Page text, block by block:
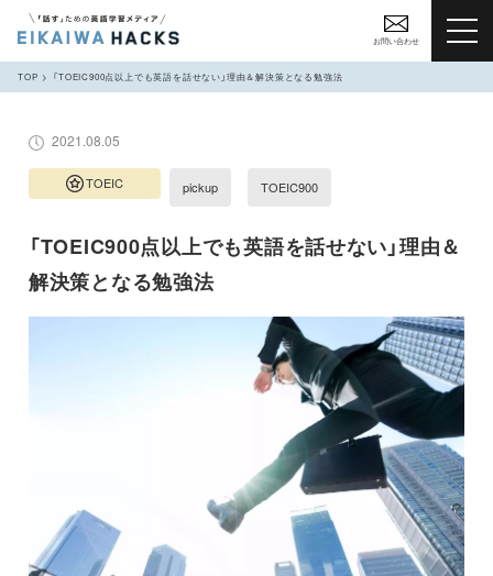
お問い合わせ
TOP 「TOEIC900点以上でも英語を話せない」理由＆解決策となる勉強法
2021.08.05
TOEIC pickup TOEIC900
「TOEIC900点以上でも英語を話せない」理由＆
解決策となる勉強法